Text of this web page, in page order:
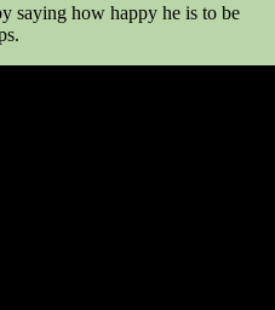
saying how happy he is to be